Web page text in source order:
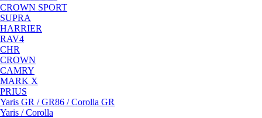
CROWN SPORT
SUPRA
HARRIER
RAV4
CHR
CROWN
CAMRY
MARK X
PRIUS
Yaris GR / GR86 / Corolla GR
Yaris / Corolla